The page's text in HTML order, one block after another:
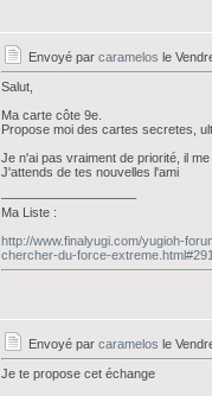
Envoyé par caramelos le
Salut,
Ma carte côte 9e.
Propose moi des cartes secretes,
Je n'ai pas vraiment de priorité, il
J'attends de tes nouvelles l'ami
Ma Liste :
http://www.finalyugi.com/yugioh-
chercher-du-force-
Envoyé par caramelos le
Je te propose cet échange